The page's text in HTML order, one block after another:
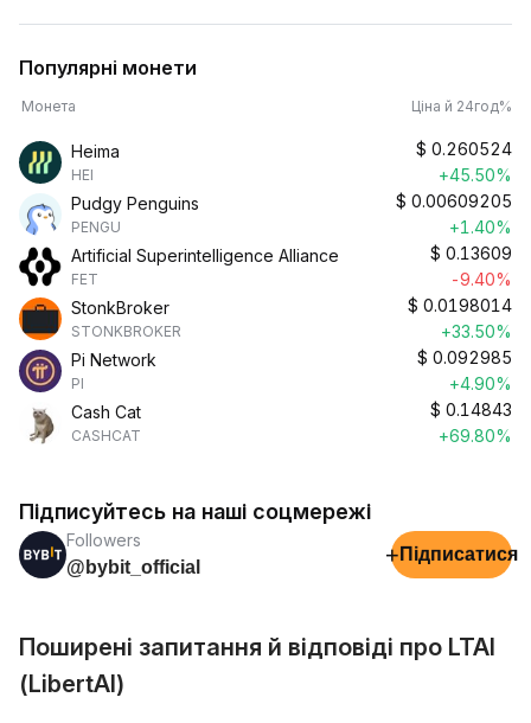
Популярні монети
Монета Ціна й 24год%
Heima
HEI
$ 0.260524
+45.50%
Pudgy Penguins
PENGU
$ 0.00609205
+1.40%
Artificial Superintelligence Alliance
FET
$ 0.13609
-9.40%
StonkBroker
STONKBROKER
$ 0.0198014
+33.50%
Pi Network
PI
$ 0.092985
+4.90%
Cash Cat
CASHCAT
$ 0.14843
+69.80%
Підписуйтесь на наші соцмережі
Followers
@bybit_official
+ Підписатися
Поширені запитання й відповіді про LTAI
(LibertAI)